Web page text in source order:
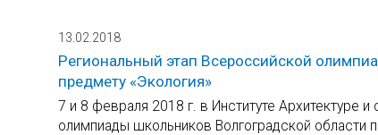
13.02.2018
Региональный этап Всероссийской
предмету «Экология»
7 и 8 февраля 2018 г. в Институте Архитектуре
олимпиады школьников Волгоградской области